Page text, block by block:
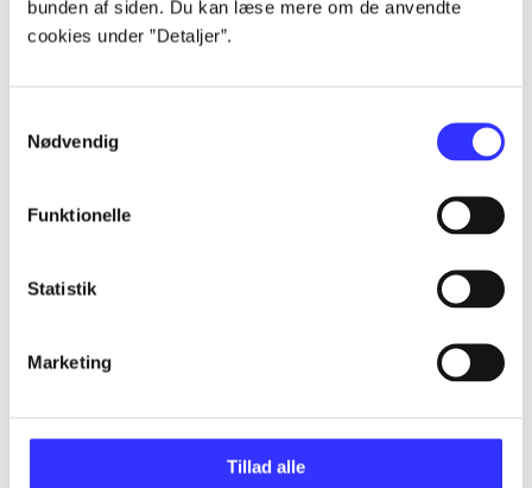
bunden af siden. Du kan læse mere om de anvendte
cookies under ”Detaljer”.
Nødvendig
Funktionelle
Statistik
Marketing
Tillad alle
Alle registrerede artikler fordelt på udgivelser
...